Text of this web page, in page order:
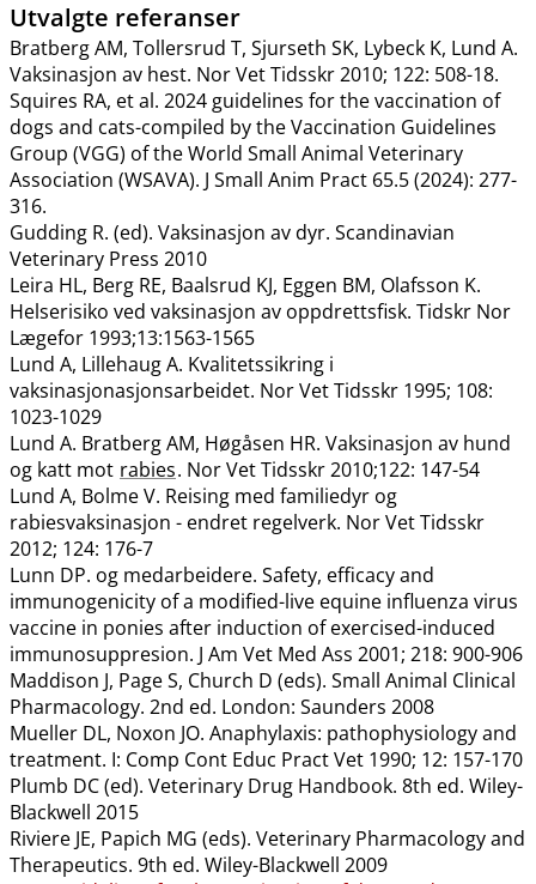
Utvalgte referanser
Bratberg AM, Tollersrud T, Sjurseth SK, Lybeck K, Lund A.
Vaksinasjon av hest. Nor Vet Tidsskr 2010; 122: 508-18.
Squires RA, et al. 2024 guidelines for the vaccination of
dogs and cats-compiled by the Vaccination Guidelines
Group (VGG) of the World Small Animal Veterinary
Association (WSAVA). J Small Anim Pract 65.5 (2024): 277-
316.
Gudding R. (ed). Vaksinasjon av dyr. Scandinavian
Veterinary Press 2010
Leira HL, Berg RE, Baalsrud KJ, Eggen BM, Olafsson K.
Helserisiko ved vaksinasjon av oppdrettsfisk. Tidskr Nor
Lægefor 1993;13:1563-1565
Lund A, Lillehaug A. Kvalitetssikring i
vaksinasjonasjonsarbeidet. Nor Vet Tidsskr 1995; 108:
1023-1029
Lund A. Bratberg AM, Høgåsen HR. Vaksinasjon av hund
og katt mot rabies. Nor Vet Tidsskr 2010;122: 147-54
Lund A, Bolme V. Reising med familiedyr og
rabiesvaksinasjon - endret regelverk. Nor Vet Tidsskr
2012; 124: 176-7
Lunn DP. og medarbeidere. Safety, efficacy and
immunogenicity of a modified-live equine influenza virus
vaccine in ponies after induction of exercised-induced
immunosuppresion. J Am Vet Med Ass 2001; 218: 900-906
Maddison J, Page S, Church D (eds). Small Animal Clinical
Pharmacology. 2nd ed. London: Saunders 2008
Mueller DL, Noxon JO. Anaphylaxis: pathophysiology and
treatment. I: Comp Cont Educ Pract Vet 1990; 12: 157-170
Plumb DC (ed). Veterinary Drug Handbook. 8th ed. Wiley-
Blackwell 2015
Riviere JE, Papich MG (eds). Veterinary Pharmacology and
Therapeutics. 9th ed. Wiley-Blackwell 2009